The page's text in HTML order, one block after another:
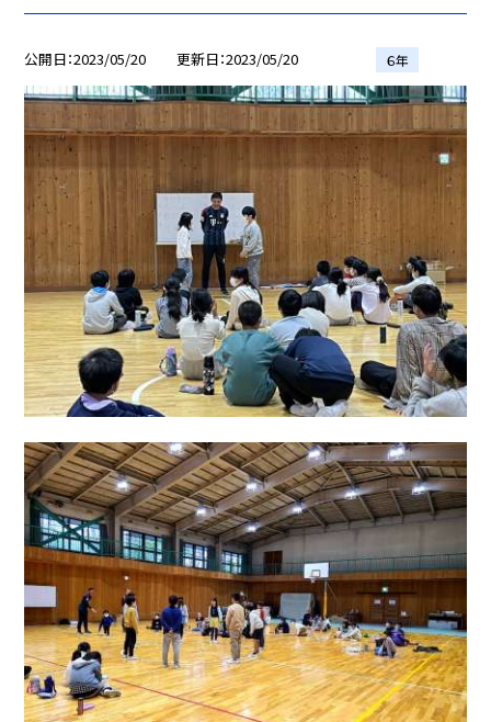
公開日 2023/05/20 更新日 2023/05/20 ６年